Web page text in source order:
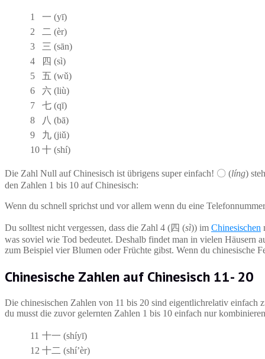
1
一 (yī)
2
二 (èr)
3
三 (sān)
4
四 (sì)
5
五 (wǔ)
6
六 (liù)
7
七 (qī)
8
八 (bā)
9
九 (jiǔ)
10 十 (shí)
Die Zahl Null auf Chinesisch ist übrigens super einfach! 〇 (líng)
den Zahlen 1 bis 10 auf Chinesisch:
Wenn du schnell sprichst und vor allem wenn du eine
Du solltest nicht vergessen, dass die Zahl 4 (四 (sì)) im Chinesischen
was soviel wie Tod bedeutet. Deshalb findet man in vielen Häusern
zum Beispiel vier Blumen oder Früchte gibst. Wenn du chinesische
Chinesische Zahlen auf Chinesisch 11- 20
Die chinesischen Zahlen von 11 bis 20 sind eigentlichrelativ einfach
du musst die zuvor gelernten Zahlen 1 bis 10 einfach nur
11 十一 (shíyī)
12 十二 (shí’èr)